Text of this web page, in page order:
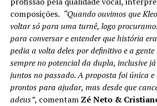
composições. “Quando ouvimos que
voltar só para uma turnê, logo
para conversar e entender que história
pedia a volta deles por definitivo e a
sempre no potencial da dupla, inclusive
juntos no passado. A proposta foi única
prontos para ajudar, mas desde que
adeus”, comentam Zé Neto &